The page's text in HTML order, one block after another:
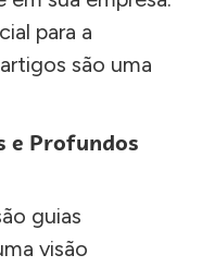
para a
são uma
e Profundos
guias
visão